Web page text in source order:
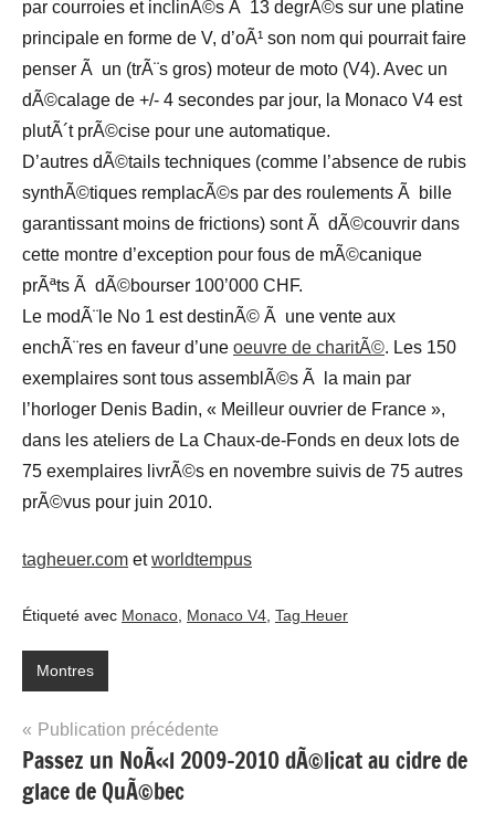
par courroies et inclinÃ©s Ã 13 degrÃ©s sur une platine
principale en forme de V, d’oÃ¹ son nom qui pourrait faire
penser Ã un (trÃ¨s gros) moteur de moto (V4). Avec un
dÃ©calage de +/- 4 secondes par jour, la Monaco V4 est
plutÃ´t prÃ©cise pour une automatique.
D’autres dÃ©tails techniques (comme l’absence de rubis
synthÃ©tiques remplacÃ©s par des roulements Ã bille
garantissant moins de frictions) sont Ã dÃ©couvrir dans
cette montre d’exception pour fous de mÃ©canique
prÃªts Ã dÃ©bourser 100’000 CHF.
Le modÃ¨le No 1 est destinÃ© Ã une vente aux
enchÃ¨res en faveur d’une oeuvre de charitÃ©. Les 150
exemplaires sont tous assemblÃ©s Ã la main par
l’horloger Denis Badin, « Meilleur ouvrier de France »,
dans les ateliers de La Chaux-de-Fonds en deux lots de
75 exemplaires livrÃ©s en novembre suivis de 75 autres
prÃ©vus pour juin 2010.
tagheuer.com etworldtempus
Étiqueté avec Monaco Monaco V4 Tag Heuer
Montres
Navigation
de
l’article
Publication précédente
Passez un NoÃ«l 2009-2010 dÃ©licat au cidre de
glace de QuÃ©bec